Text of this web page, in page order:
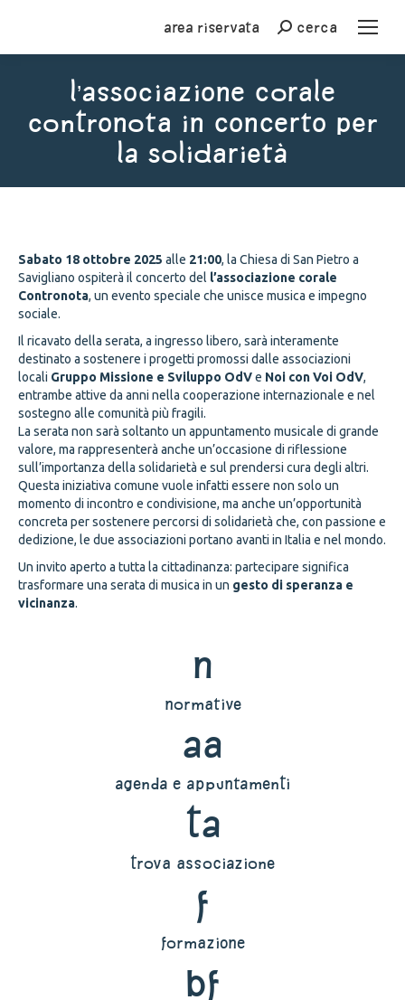
Area riservata Cercacerca
l’associazione Corale
Contronota in concerto per
la solidarietà
Sabato 18 ottobre 2025 alle 21:00, la Chiesa di San Pietro a
Savigliano ospiterà il concerto del l’associazione corale
Contronota, un evento speciale che unisce musica e impegno
sociale.
Il ricavato della serata, a ingresso libero, sarà interamente
destinato a sostenere i progetti promossi dalle associazioni
locali Gruppo Missione e Sviluppo OdVe Noi con Voi OdV,
entrambe attive da anni nella cooperazione internazionale e nel
sostegno alle comunità più fragili.
La serata non sarà soltanto un appuntamento musicale di grande
valore, ma rappresenterà anche un’occasione di riflessione
sull’importanza della solidarietà e sul prendersi cura degli altri.
Questa iniziativa comune vuole infatti essere non solo un
momento di incontro e condivisione, ma anche un’opportunità
concreta per sostenere percorsi di solidarietà che, con passione e
dedizione, le due associazioni portano avanti in Italia e nel mondo.
Un invito aperto a tutta la cittadinanza: partecipare significa
trasformare una serata di musica in un gesto di speranza e
vicinanza.
n
normative
aa
agenda e appuntamenti
ta
trova associazione
f
formazione
bf